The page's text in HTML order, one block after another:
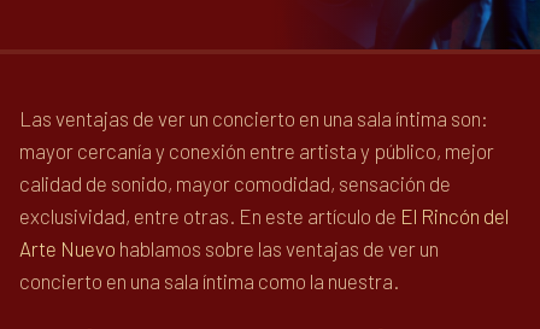
Las ventajas de ver un concierto en una sala íntima son:
mayor cercanía y conexión entre artista y público, mejor
calidad de sonido, mayor comodidad, sensación de
exclusividad, entre otras. En este artículo de El Rincón del
Arte Nuevo hablamos sobre las ventajas de ver un
concierto en una sala íntima como la nuestra.
CONTACTO